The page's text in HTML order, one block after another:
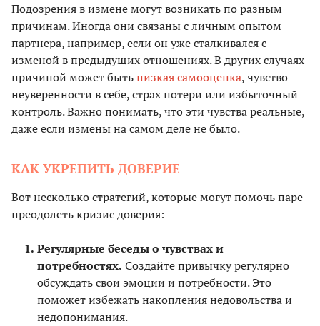
Подозрения в измене могут возникать по разным
причинам. Иногда они связаны с личным опытом
партнера, например, если он уже сталкивался с
изменой в предыдущих отношениях. В других случаях
причиной может бытьнизкая самооценка, чувство
неуверенности в себе, страх потери или избыточный
контроль. Важно понимать, что эти чувства реальные,
даже если измены на самом деле не было.
КАК УКРЕПИТЬ ДОВЕРИЕ
Вот несколько стратегий, которые могут помочь паре
преодолеть кризис доверия:
Регулярные беседы о чувствах и
потребностях. Создайте привычку регулярно
обсуждать свои эмоции и потребности. Это
поможет избежать накопления недовольства и
недопонимания.